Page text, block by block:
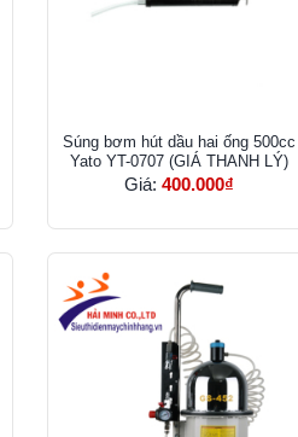
Súng bơm hút dầu hai ống 500cc
Yato YT-0707 (GIÁ THANH LÝ)
Giá: 400.000₫